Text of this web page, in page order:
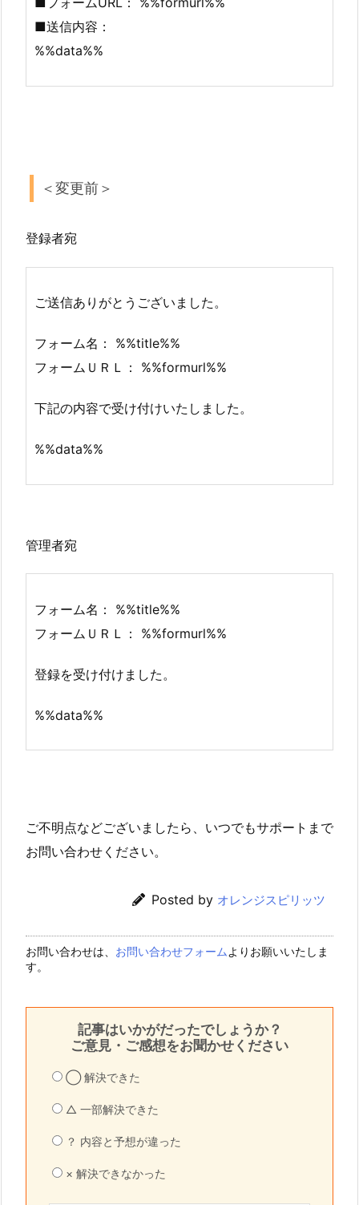
■送信内容：
%%data%%
＜変更前＞
登録者宛
ご送信ありがとうございました。
フォーム名： %%title%%
フォームＵＲＬ： %%formurl%%
下記の内容で受け付けいたしました。
%%data%%
管理者宛
フォーム名： %%title%%
フォームＵＲＬ： %%formurl%%
登録を受け付けました。
%%data%%
ご不明点などございましたら、いつでもサポートまで
お問い合わせください。
Posted by オレンジスピリッツ
お問い合わせは、 お問い合わせフォーム よりお願いいたしま
す。
記事はいかがだったでしょうか？
ご意見・ご感想をお聞かせください
◯ 解決できた
△ 一部解決できた
？ 内容と予想が違った
× 解決できなかった